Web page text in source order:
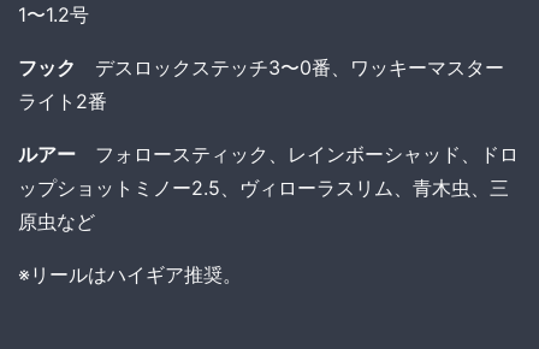
1〜1.2号
フック デスロックステッチ3〜0番、ワッキーマスター
ライト2番
ルアー フォロースティック、レインボーシャッド、ドロ
ップショットミノー2.5、ヴィローラスリム、青木虫、三
原虫など
※リールはハイギア推奨。